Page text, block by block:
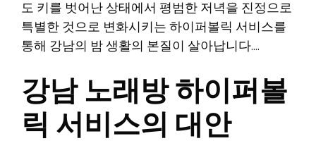
도 키를 벗어난 상태에서 평범한 저녁을 진정으로
특별한 것으로 변화시키는 하이퍼볼릭 서비스를
통해 강남의 밤 생활의 본질이 살아납니다….
강남 노래방 하이퍼볼
릭 서비스의 대안